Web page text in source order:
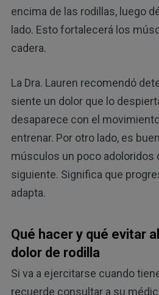
encima de las rodillas, luego
lado. Esto fortalecerá los
cadera.
La Dra. Lauren recomendó
siente un dolor que lo
desaparece con el
entrenar. Por otro lado, es
músculos un poco adoloridos
siguiente. Significa que
adapta.
Qué hacer y qué evitar
dolor de rodilla
Si va a ejercitarse cuando
recuerde consultar a su